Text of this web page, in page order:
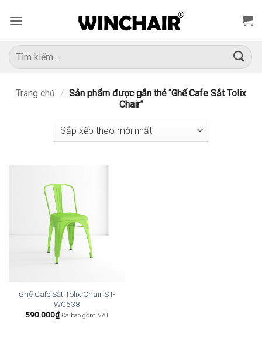
qua
dung
Tìm
kiếm:
Trang chủ / Sản phẩm được gắn thẻ “Ghế Cafe Sắt Tolix
Chair”
Ghế Cafe Sắt Tolix Chair ST-
WC538
590.000₫ Đã bao gồm VAT